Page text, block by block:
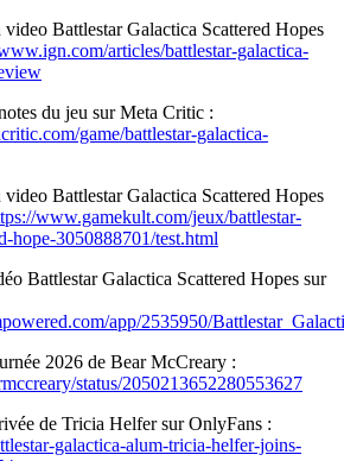
Battlestar Galactica Scattered Hopes
articles/battlestar-galactica-
du jeu sur Meta Critic :
game/battlestar-galactica-
Battlestar Galactica Scattered Hopes
www.gamekult.com/jeux/battlestar-
hope-3050888701/test.html
Battlestar Galactica Scattered Hopes sur
app/2535950/
2026 de Bear McCreary :
status/2050213652280553627
de Tricia Helfer sur OnlyFans :
galactica-alum-tricia-helfer-joins-